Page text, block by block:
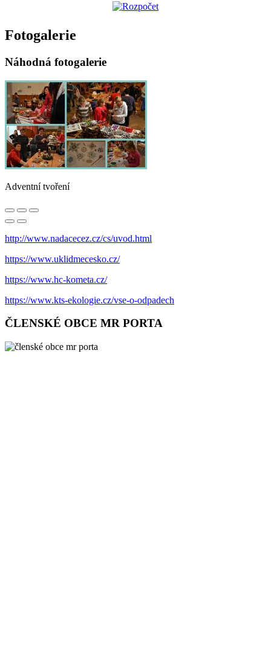
Fotogalerie
Náhodná fotogalerie
Adventní tvoření
http://www.nadacecez.cz/cs/uvod.html
https://www.uklidmecesko.cz/
https://www.hc-kometa.cz/
https://www.kts-ekologie.cz/vse-o-odpadech
ČLENSKÉ OBCE MR PORTA